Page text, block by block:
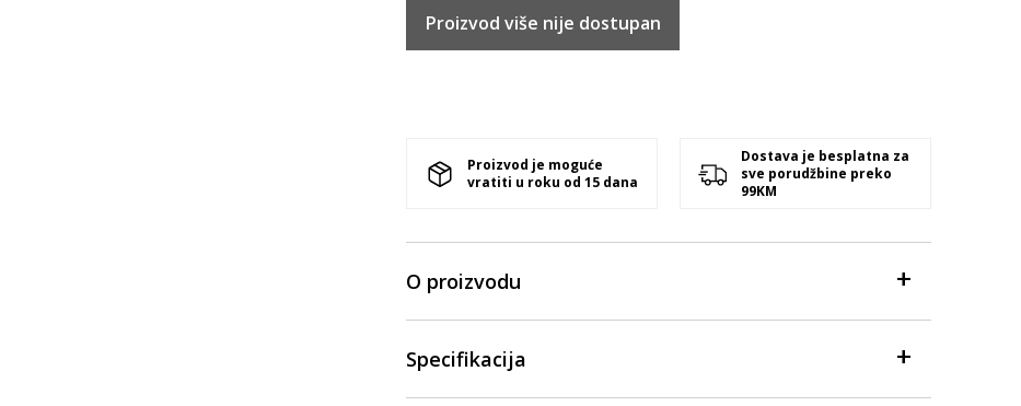
Proizvod više nije dostupan
Proizvod je moguće
vratiti u roku od 15 dana
Dostava je besplatna za
sve porudžbine preko
99KM
O proizvodu
Specifikacija